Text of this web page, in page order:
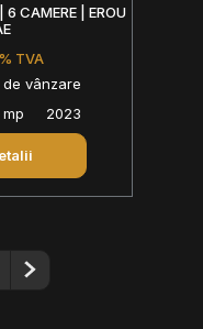
6 CAMERE | EROU
TVA
vânzare
2023
Pagina următoare